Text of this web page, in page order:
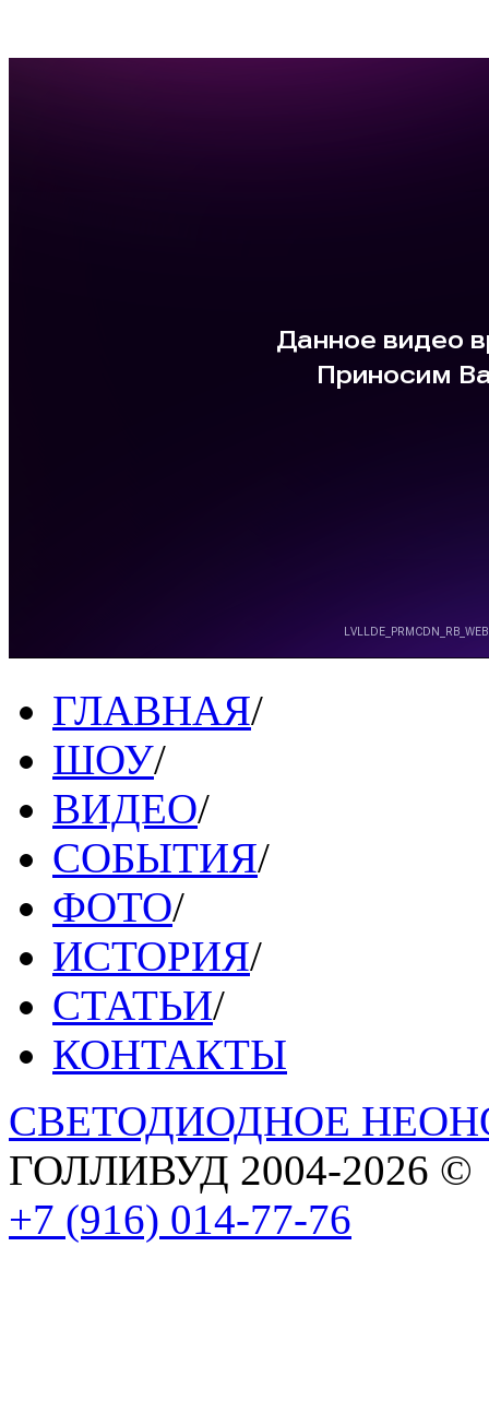
ГЛАВНАЯ/
ШОУ/
ВИДЕО/
СОБЫТИЯ/
ФОТО/
ИСТОРИЯ/
СТАТЬИ/
КОНТАКТЫ
СВЕТОДИОДНОЕ
ГОЛЛИВУД 2004-2026 ©
+7 (916) 014-77-76